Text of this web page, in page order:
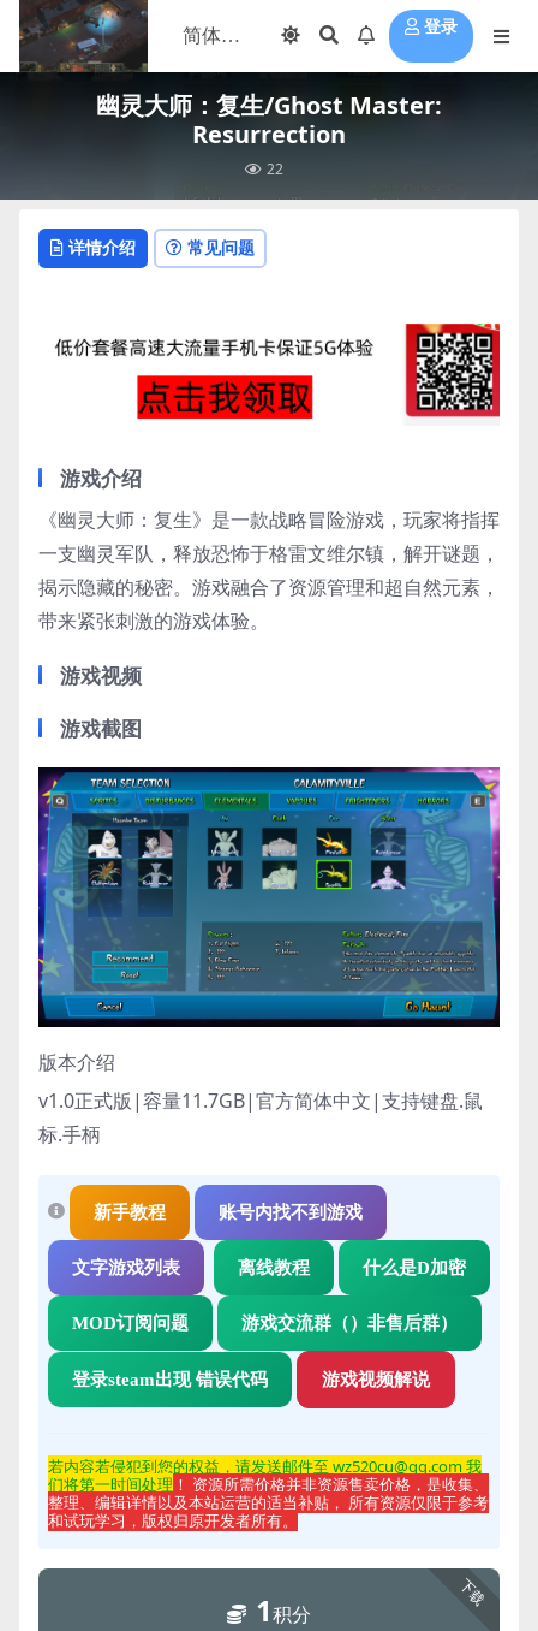
登录
幽灵大师：复生/Ghost Master:
Resurrection
22
详情介绍 常见问题
游戏介绍
《幽灵大师：复生》是一款战略冒险游戏，玩家将指挥
一支幽灵军队，释放恐怖于格雷文维尔镇，解开谜题，
揭示隐藏的秘密。游戏融合了资源管理和超自然元素，
带来紧张刺激的游戏体验。
游戏视频
游戏截图
版本介绍
v1.0正式版|容量11.7GB|官方简体中文|支持键盘.鼠
标.手柄
新手教程 账号内找不到游戏
文字游戏列表 离线教程 什么是D加密
MOD订阅问题 游戏交流群（）非售后群）
登录steam出现 错误代码 游戏视频解说
若内容若侵犯到您的权益，请发送邮件至 wz520cu@qq.com 我
们将第一时间处理 ！ 资源所需价格并非资源售卖价格，是收集、
整理、编辑详情以及本站运营的适当补贴， 所有资源仅限于参考
和试玩学习，版权归原开发者所有。
下载
1积分